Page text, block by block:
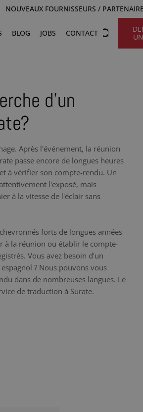
NOUVEAUX FOURNISSEURS /
BLOG JOBS CONTACT
d’un
Après l'événement, la réunion
passe encore de longues heures
à vérifier son compte-rendu. Un
l'exposé, mais
à la vitesse de l'éclair sans
forts de longues années
à la réunion ou établir le compte-
Vous avez besoin d'un
? Nous pouvons vous
dans de nombreuses langues. Le
de traduction à Surate.